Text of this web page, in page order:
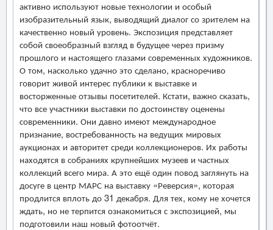
активно используют новые технологии и особый
изобразительный язык, выводящий диалог со зрителем на
качественно новый уровень. Экспозиция представляет
собой своеобразный взгляд в будущее через призму
прошлого и настоящего глазами современных художников.
О том, насколько удачно это сделано, красноречиво
говорит живой интерес публики к выставке и
восторженные отзывы посетителей. Кстати, важно сказать,
что все участники выставки по достоинству оценены
современники. Они давно имеют международное
признание, востребованность на ведущих мировых
аукционах и авторитет среди коллекционеров. Их работы
находятся в собраниях крупнейших музеев и частных
коллекций всего мира. А это ещё один повод заглянуть на
досуге в центр МАРС на выставку «Реверсия», которая
продлится вплоть до 31 декабря. Для тех, кому не хочется
ждать, но не терпится ознакомиться с экспозицией, мы
подготовили наш новый фотоотчёт.